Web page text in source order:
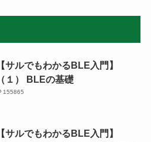
【サルでもわかるBLE入門】
（１） BLEの基礎
155865
【サルでもわかるBLE入門】